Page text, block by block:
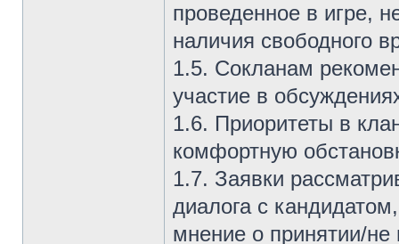
проведенное в игре,
наличия свободного
1.5. Сокланам
участие в
1.6. Приоритеты в
комфортную
1.7. Заявки
диалога с
мнение о принятии/